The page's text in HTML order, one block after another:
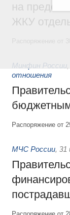
на
ЖКУ
Минфин России
отношения
Распоряжение от
МЧС России, 31